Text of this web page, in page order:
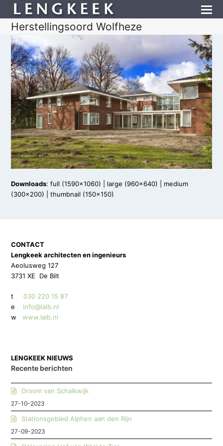
Herstellingsoord Wolfheze
Downloads:full (1590x1060) large (960x640)
medium
(300x200) |thumbnail (150x150)
CONTACT
Lengkeek architecten en ingenieurs
Aeolusweg 127
3731 XE De Bilt
t030 220 15 87
e info@laib.nl
w
www.laib.nl
LENGKEEK NIEUWS
Recente berichten
Droom van Schalkwijk
27-10-2023
Stationsgebied Alphen aan den Rijn
27-09-2023